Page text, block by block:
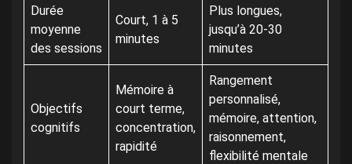
Durée
moyenne
des sessions
Court, 1 à 5
minutes
Plus longues,
jusqu’à 20-30
minutes
Objectifs
cognitifs
Mémoire à
court terme,
concentration,
rapidité
Rangement
personnalisé,
mémoire, attention,
raisonnement,
flexibilité mentale